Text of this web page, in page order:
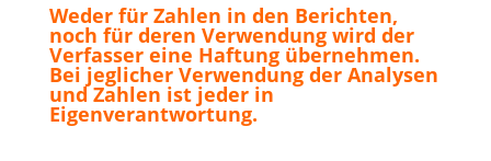
Weder für Zahlen in den Berichten,
noch für deren Verwendung wird der
Verfasser eine Haftung übernehmen.
Bei jeglicher Verwendung der Analysen
und Zahlen ist jeder in
Eigenverantwortung.